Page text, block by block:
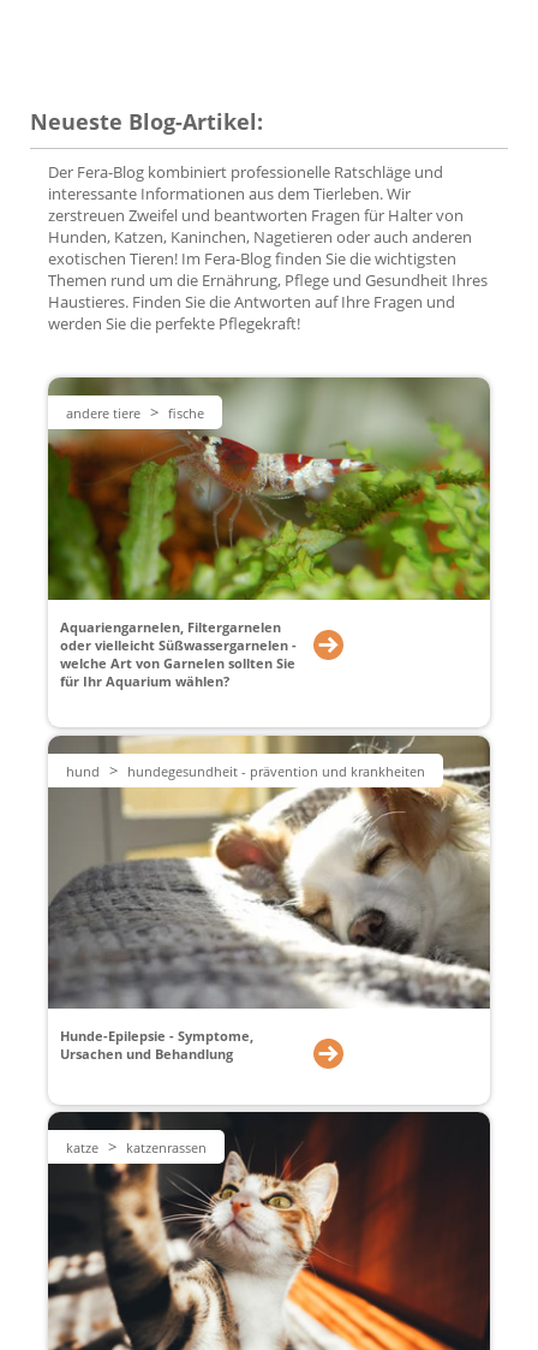
Neueste Blog-Artikel:
Der Fera-Blog kombiniert professionelle Ratschläge und
interessante Informationen aus dem Tierleben. Wir
zerstreuen Zweifel und beantworten Fragen für Halter von
Hunden, Katzen, Kaninchen, Nagetieren oder auch anderen
exotischen Tieren! Im Fera-Blog finden Sie die wichtigsten
Themen rund um die Ernährung, Pflege und Gesundheit Ihres
Haustieres. Finden Sie die Antworten auf Ihre Fragen und
werden Sie die perfekte Pflegekraft!
andere tiere > fische
Aquariengarnelen, Filtergarnelen
oder vielleicht Süßwassergarnelen -
welche Art von Garnelen sollten Sie
für Ihr Aquarium wählen?
hund > hundegesundheit - prävention und krankheiten
Hunde-Epilepsie - Symptome,
Ursachen und Behandlung
katze > katzenrassen